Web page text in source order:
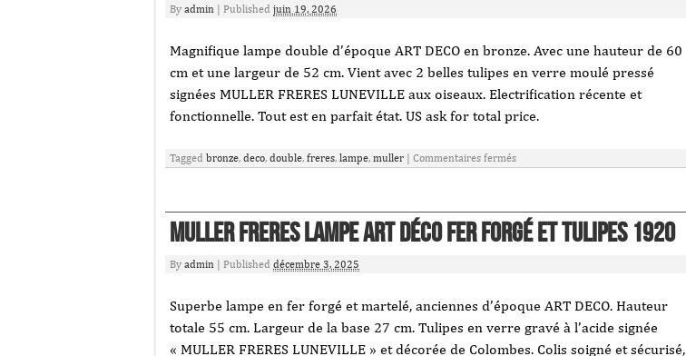
By admin Published juin 19, 2026
Magnifique lampe double d’époque ART DECO en bronze. Avec une hauteur de 60
cm et une largeur de 52 cm. Vient avec 2 belles tulipes en verre moulé pressé
signées MULLER FRERES LUNEVILLE aux oiseaux. Electrification récente et
fonctionnelle. Tout est en parfait état. US ask for total price.
Tagged bronze, deco, double, freres, lampe, muller Commentaires fermés
MULLER FRERES Lampe ART DÉCO Fer forgé et TULIPES 1920
By admin Published décembre 3, 2025
Superbe lampe en fer forgé et martelé, anciennes d’époque ART DECO. Hauteur
totale 55 cm. Largeur de la base 27 cm. Tulipes en verre gravé à l’acide signée
« MULLER FRERES LUNEVILLE » et décorée de Colombes. Colis soigné et sécurisé,